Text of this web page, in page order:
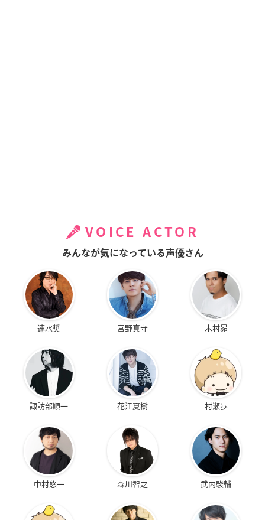
VOICE ACTOR
みんなが気になっている声優さん
速水奨 宮野真守 木村昴
諏訪部順一 花江夏樹 村瀬歩
中村悠一 森川智之 武内駿輔